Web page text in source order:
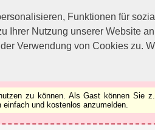
Funktionen für
Ihrer Nutzung unserer Website
Verwendung von Cookies zu.
zu können.
zu können. Als Gast können Sie
und kostenlos anzumelden.